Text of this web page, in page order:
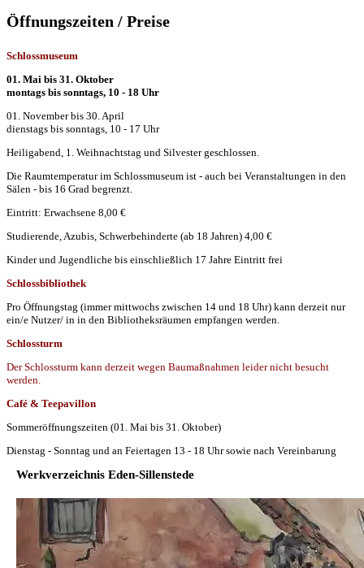
Öffnungszeiten / Preise
Schlossmuseum
01. Mai bis 31. Oktober
montags bis sonntags, 10 - 18 Uhr
01. November bis 30. April
dienstags bis sonntags, 10 - 17 Uhr
Heiligabend, 1. Weihnachtstag und Silvester geschlossen.
Die Raumtemperatur im Schlossmuseum ist - auch bei Veranstaltungen in den
Sälen - bis 16 Grad begrenzt.
Eintritt: Erwachsene 8,00 €
Studierende, Azubis, Schwerbehinderte (ab 18 Jahren) 4,00 €
Kinder und Jugendliche bis einschließlich 17 Jahre Eintritt frei
Schlossbibliothek
Pro Öffnungstag (immer mittwochs zwischen 14 und 18 Uhr) kann derzeit nur
ein/e Nutzer/ in in den Bibliotheksräumen empfangen werden.
Schlossturm
Der Schlossturm kann derzeit wegen Baumaßnahmen leider nicht besucht
werden.
Café & Teepavillon
Sommeröffnungszeiten (01. Mai bis 31. Oktober)
Dienstag - Sonntag und an Feiertagen 13 - 18 Uhr sowie nach Vereinbarung
Werkverzeichnis Eden-Sillenstede